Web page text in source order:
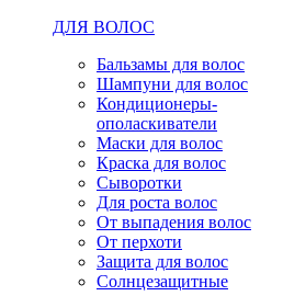
ДЛЯ ВОЛОС
Бальзамы для волос
Шампуни для волос
Кондиционеры-
ополаскиватели
Маски для волос
Краска для волос
Сыворотки
Для роста волос
От выпадения волос
От перхоти
Защита для волос
Солнцезащитные